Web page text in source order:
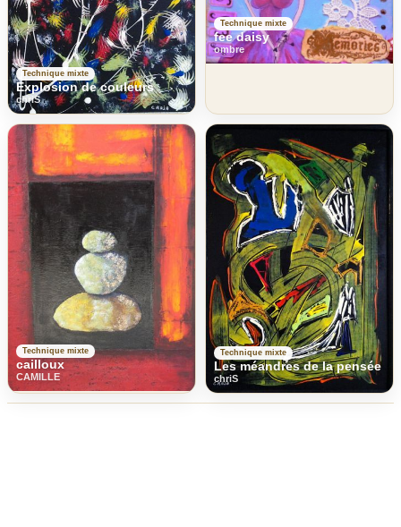
Technique mixte
Explosion de couleurs
chriS
Technique mixte
fee daisy
ombre
Technique mixte
cailloux
CAMILLE
Technique mixte
Les méandres de la pensée
chriS